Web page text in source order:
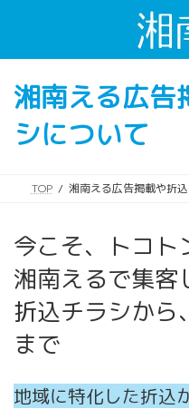
湘南える広告
シについて
TOP 湘南える広告掲載や折
今こそ、トコト
湘南えるで集客
折込チラシから
まで
地域に特化した折込